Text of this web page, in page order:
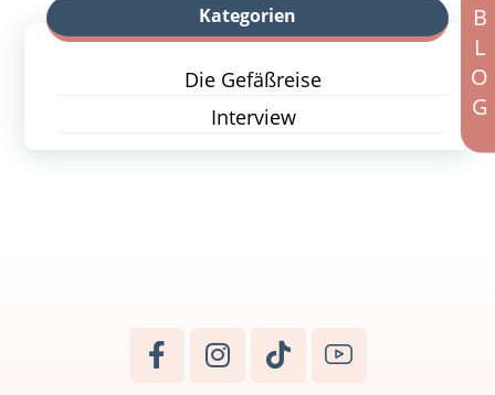
Kategorien
Die Gefäßreise
Interview
BLOG